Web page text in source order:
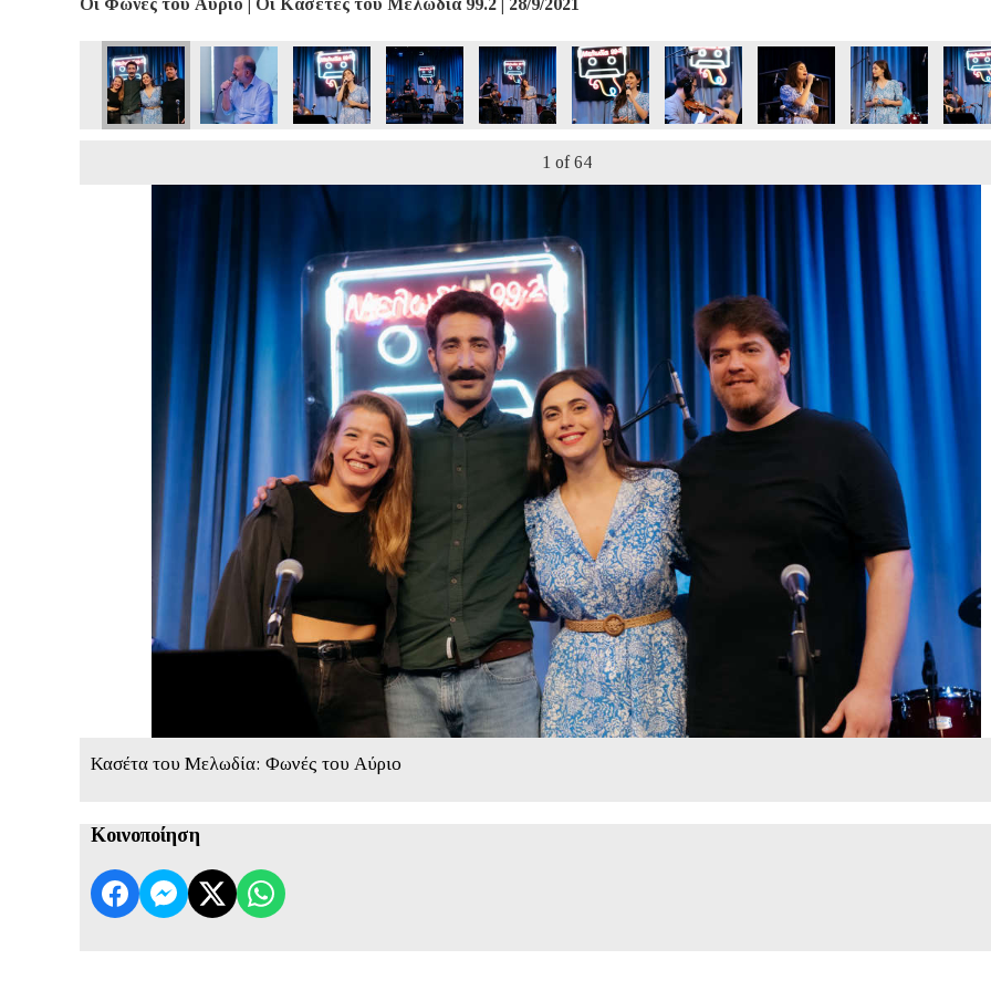
1 of 64
Κασέτα του Μελωδία: Φωνές του Αύριο
Κοινοποίηση